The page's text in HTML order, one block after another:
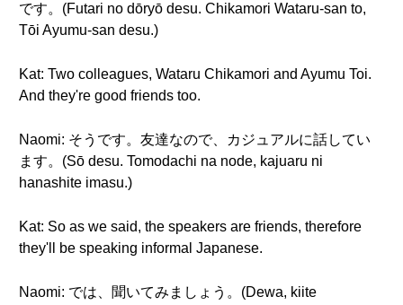
です。(Futari no dōryō desu. Chikamori Wataru-san to,
Tōi Ayumu-san desu.)
Kat: Two colleagues, Wataru Chikamori and Ayumu Toi.
And they're good friends too.
Naomi: そうです。友達なので、カジュアルに話してい
ます。(Sō desu. Tomodachi na node, kajuaru ni
hanashite imasu.)
Kat: So as we said, the speakers are friends, therefore
they'll be speaking informal Japanese.
Naomi: では、聞いてみましょう。(Dewa, kiite